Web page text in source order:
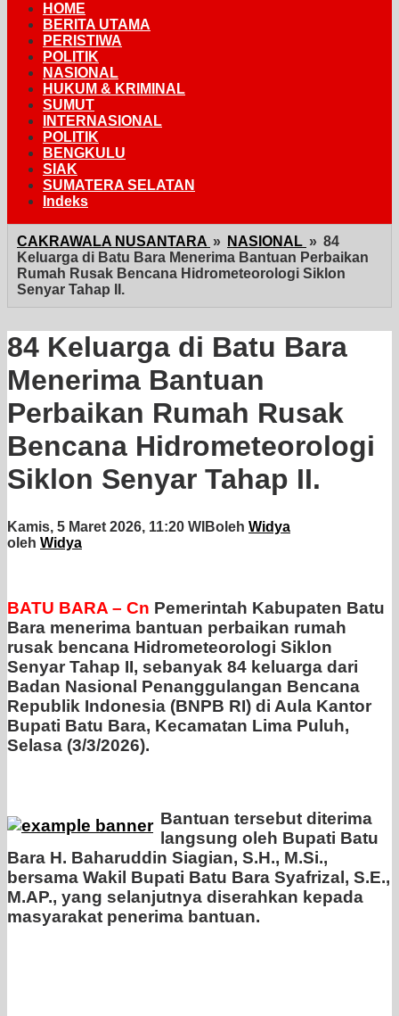
HOME
BERITA UTAMA
PERISTIWA
POLITIK
NASIONAL
HUKUM & KRIMINAL
SUMUT
INTERNASIONAL
POLITIK
BENGKULU
SIAK
SUMATERA SELATAN
Indeks
CAKRAWALA NUSANTARA » NASIONAL » 84
Keluarga di Batu Bara Menerima Bantuan Perbaikan
Rumah Rusak Bencana Hidrometeorologi Siklon
Senyar Tahap II.
84 Keluarga di Batu Bara
Menerima Bantuan
Perbaikan Rumah Rusak
Bencana Hidrometeorologi
Siklon Senyar Tahap II.
Kamis, 5 Maret 2026, 11:20 WIBoleh Widya
oleh Widya
BATU BARA – Cn Pemerintah Kabupaten Batu
Bara menerima bantuan perbaikan rumah
rusak bencana Hidrometeorologi Siklon
Senyar Tahap II, sebanyak 84 keluarga dari
Badan Nasional Penanggulangan Bencana
Republik Indonesia (BNPB RI) di Aula Kantor
Bupati Batu Bara, Kecamatan Lima Puluh,
Selasa (3/3/2026).
Bantuan tersebut diterima
langsung oleh Bupati Batu
Bara H. Baharuddin Siagian, S.H., M.Si.,
bersama Wakil Bupati Batu Bara Syafrizal, S.E.,
M.AP., yang selanjutnya diserahkan kepada
masyarakat penerima bantuan.